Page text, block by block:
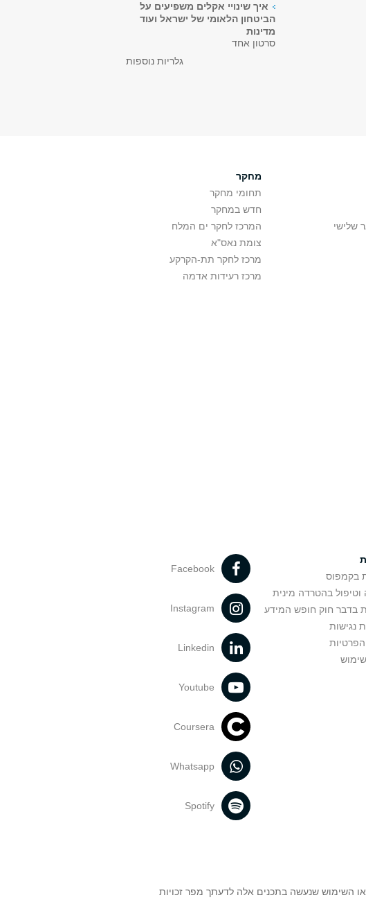
איך שינויי אקלים משפיעים על
הביטחון הלאומי של ישראל ועוד
מדינות
סרטון אחד
גלריות נוספות
שלישי
מחקר
תחומי מחקר
חדש במחקר
המרכז לחקר ים המלח
צומת נאס"א
מרכז לחקר תת-הקרקע
מרכז רעידות אדמה
בקמפוס
וטיפול בהטרדה מינית
בדבר חוק חופש המידע
נגישות
Facebook
Instagram
Linkedin
Youtube
Coursera
Whatsapp
Spotify
או השימוש שנעשה בתכנים אלה לדעתך מפר זכויות